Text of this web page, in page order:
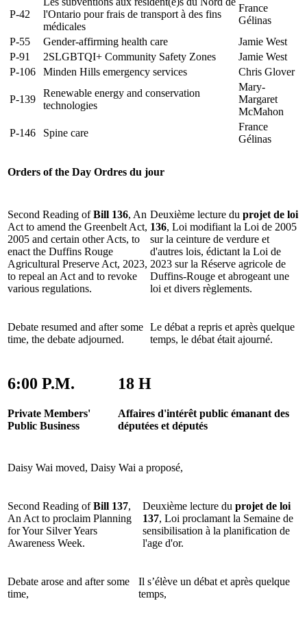
P-42
l'Ontario pour frais de transport à des fins
médicales
France
Gélinas
P-55
Gender-affirming health care
Jamie West
P-91
2SLGBTQI+ Community Safety Zones
Jamie West
P-106
Minden Hills emergency services Chris Glover
P-139
Renewable energy and conservation
technologies
Mary-
Margaret
McMahon
P-146
Spine care
France
Gélinas
Orders of the Day Ordres du jour
Second Reading ofBill 136, An
Act to amend the Greenbelt Act,
2005 and certain other Acts, to
enact the Duffins Rouge
Agricultural Preserve Act, 2023,
to repeal an Act and to revoke
various regulations.
Deuxième lecture du projet de loi
136, Loi modifiant la Loi de 2005
sur la ceinture de verdure et
d'autres lois, édictant la Loi de
2023 sur la Réserve agricole de
Duffins-Rouge et abrogeant une
loi et divers règlements.
Debate resumed and after some
time, the debate adjourned.
Le débat a repris et après quelque
temps, le débat était ajourné.
6:00 P.M.
Private Members'
Public Business
18 H
Affaires d'intérêt public émanant des
députées et députés
Daisy Wai moved, Daisy Wai a proposé,
Second Reading ofBill 137,
An Act to proclaim Planning
for Your Silver Years
Awareness Week.
Deuxième lecture du projet de loi
137, Loi proclamant la Semaine de
sensibilisation à la planification de
l'age d'or.
Debate arose and after some
time,
Il s’élève un débat et après quelque
temps,